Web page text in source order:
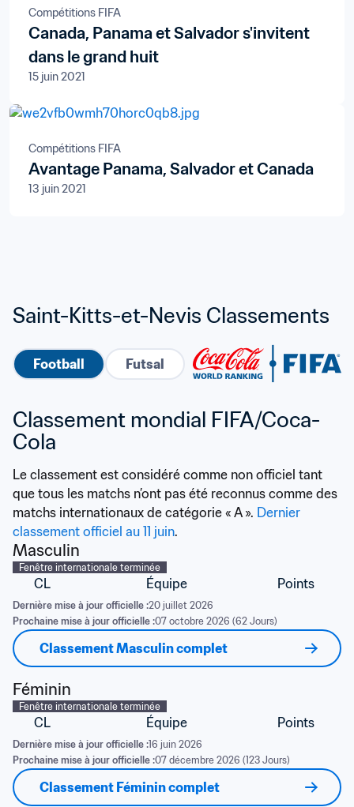
Compétitions FIFA
Canada, Panama et Salvador s'invitent
dans le grand huit
15 juin 2021
Compétitions FIFA
Avantage Panama, Salvador et Canada
13 juin 2021
Saint-Kitts-et-Nevis Classements
Football Futsal
Classement mondial FIFA/Coca-
Cola
Le classement est considéré comme non officiel tant
que tous les matchs n’ont pas été reconnus comme des
matchs internationaux de catégorie « A ». Dernier
classement officiel au 11 juin.
Masculin
Fenêtre internationale terminée
CL Équipe Points
Dernière mise à jour officielle :20 juillet 2026
Prochaine mise à jour officielle :07 octobre 2026 (62 Jours)
Classement Masculin complet
Féminin
Fenêtre internationale terminée
CL Équipe Points
Dernière mise à jour officielle :16 juin 2026
Prochaine mise à jour officielle :07 décembre 2026 (123 Jours)
Classement Féminin complet